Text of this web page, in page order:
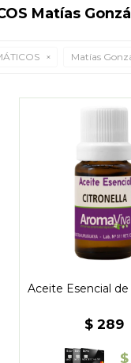
Matías
Matías
Aceite Esencial
$ 289
$